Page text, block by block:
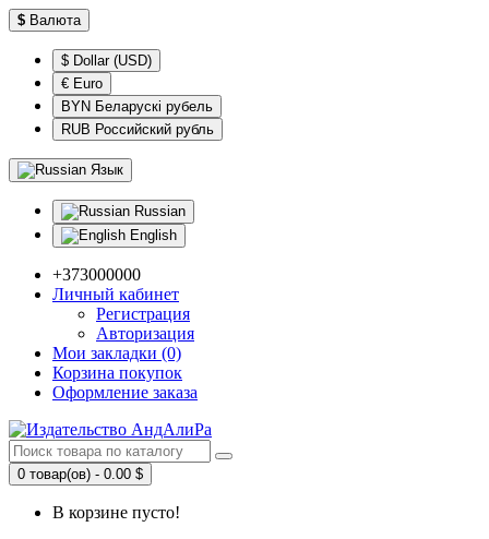
$ Валюта
$ Dollar (USD)
€ Euro
BYN Беларускі рубель
RUB Российский рубль
Язык
Russian
English
+373000000
Личный кабинет
Регистрация
Авторизация
Мои закладки (0)
Корзина покупок
Оформление заказа
0 товар(ов) - 0.00 $
В корзине пусто!